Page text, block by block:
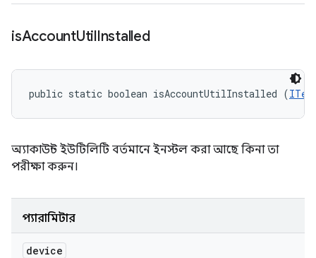
isAccountUtilInstalled
public static boolean isAccountUtilInstalled (
অ্যাকাউন্ট ইউটিলিটি বর্তমানে ইনস্টল করা আছে কিনা তা
পরীক্ষা করুন।
প্যারামিটার
device